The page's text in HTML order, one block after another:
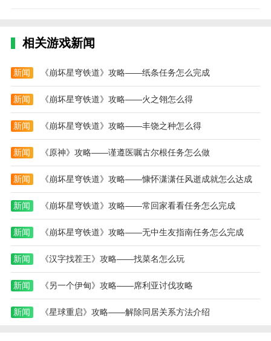
相关游戏新闻
新闻 《崩坏星穹铁道》攻略——纸条任务怎么完成
新闻 《崩坏星穹铁道》攻略——火之翎怎么得
新闻 《崩坏星穹铁道》攻略——丰饶之种怎么得
新闻 《原神》攻略——谨遵医嘱古尔根任务怎么做
新闻 《崩坏星穹铁道》攻略——慷怀潇潇任风逝成就怎么达成
新闻 《崩坏星穹铁道》攻略——常回家看看任务怎么完成
新闻 《崩坏星穹铁道》攻略——无中生友指南任务怎么完成
新闻 《汉字找茬王》攻略——找菜名怎么玩
新闻 《另一个伊甸》攻略——席利亚讨伐攻略
新闻 《星球重启》攻略——解除同居关系方法介绍